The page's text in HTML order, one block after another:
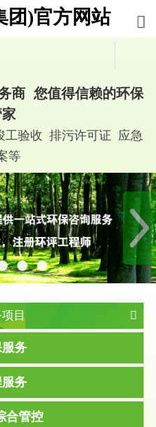
团)官方网站
商 您值得信赖的环保
验收 排污许可证 应急
等
目
务
务
合管控